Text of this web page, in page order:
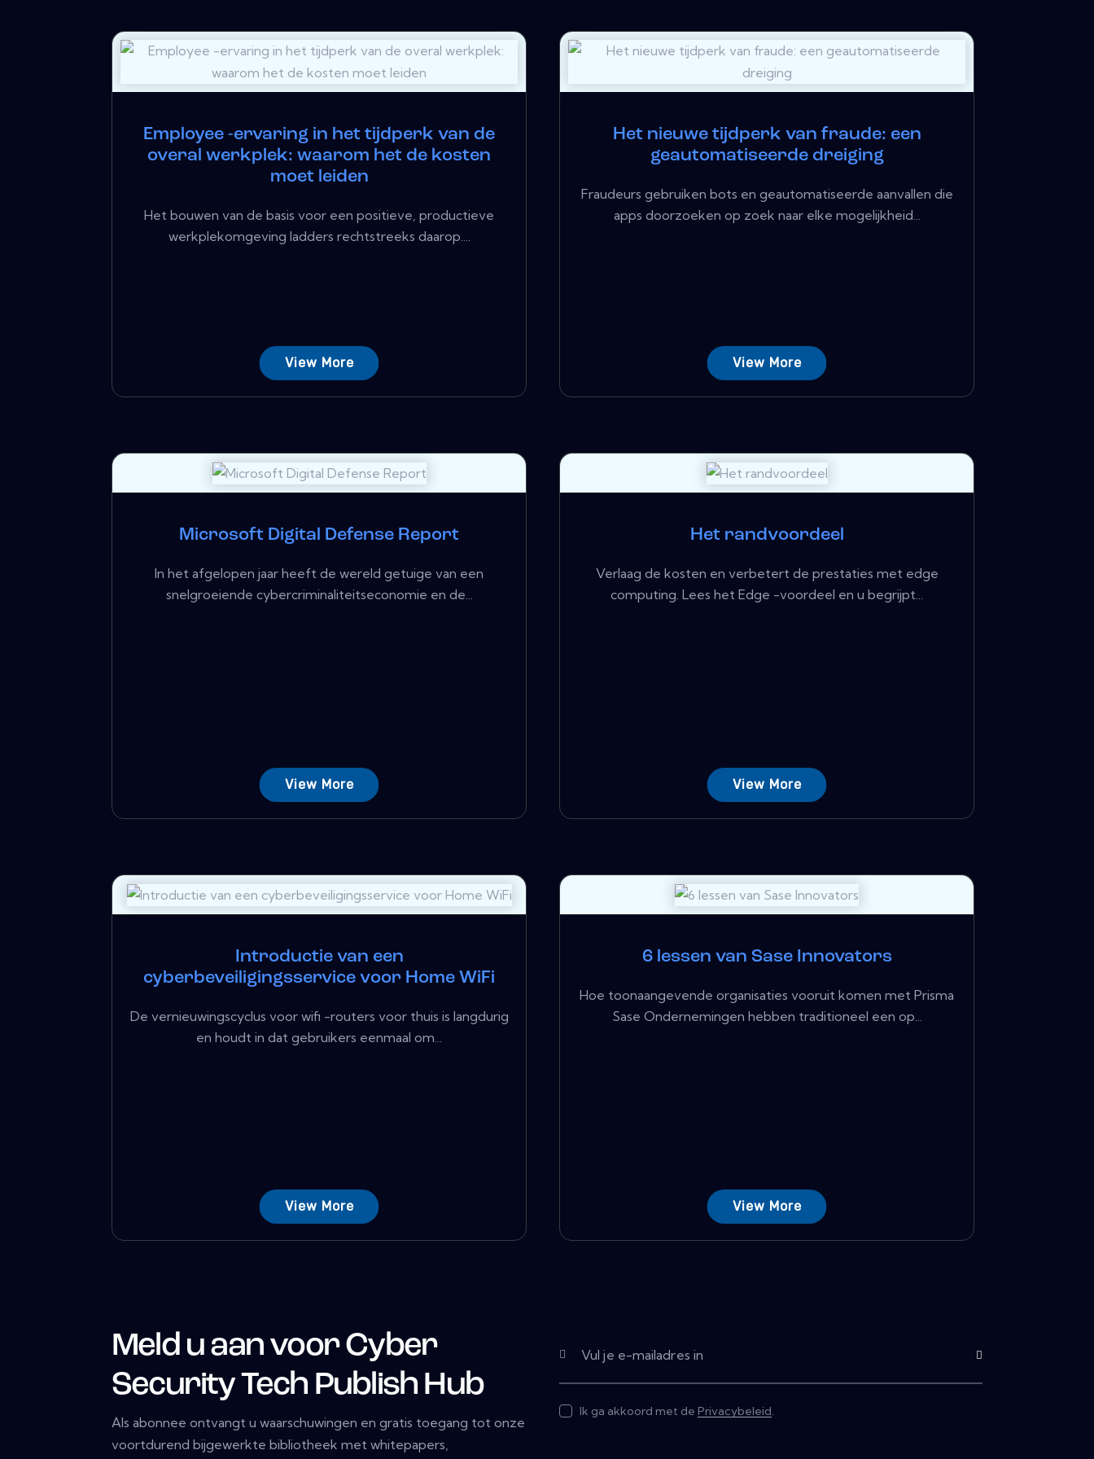
Employee -ervaring in het tijdperk van de
overal werkplek: waarom het de kosten
moet leiden
Het bouwen van de basis voor een positieve, productieve
werkplekomgeving ladders rechtstreeks daarop....
View More
Het nieuwe tijdperk van fraude: een
geautomatiseerde dreiging
Fraudeurs gebruiken bots en geautomatiseerde aanvallen die
apps doorzoeken op zoek naar elke mogelijkheid...
View More
Microsoft Digital Defense Report
In het afgelopen jaar heeft de wereld getuige van een
snelgroeiende cybercriminaliteitseconomie en de...
View More
Het randvoordeel
Verlaag de kosten en verbetert de prestaties met edge
computing. Lees het Edge -voordeel en u begrijpt...
View More
Introductie van een
cyberbeveiligingsservice voor Home WiFi
De vernieuwingscyclus voor wifi -routers voor thuis is langdurig
en houdt in dat gebruikers eenmaal om...
View More
6 lessen van Sase Innovators
Hoe toonaangevende organisaties vooruit komen met Prisma
Sase Ondernemingen hebben traditioneel een op...
View More
Meld u aan voor Cyber
Security Tech Publish Hub
Als abonnee ontvangt u waarschuwingen en gratis toegang tot onze
voortdurend bijgewerkte bibliotheek met whitepapers,
Abonneren
Ik ga akkoord met de Privacybeleid.